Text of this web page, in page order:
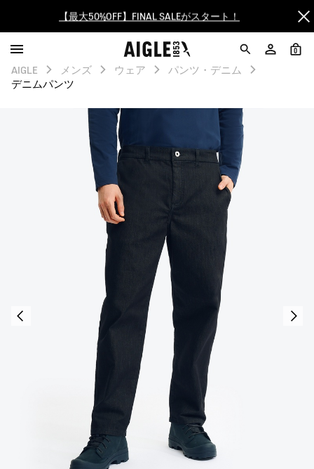
【最大50%OFF】FINAL SALEがスタート！
ログイン/会員登録で送料＆返品無料
AIGLE CLUB ポイントサービス終了のお知らせ
【8/16まで】セール品がさらに10%OFF！
【最大50%OFF】FINAL SALEがスタート！
ログイン/会員登録で送料＆返品無料
AIGLE CLUB ポイントサービス終了のお知らせ
0
AIGLE メンズ ウェア
パンツ・デニム
デニムパンツ